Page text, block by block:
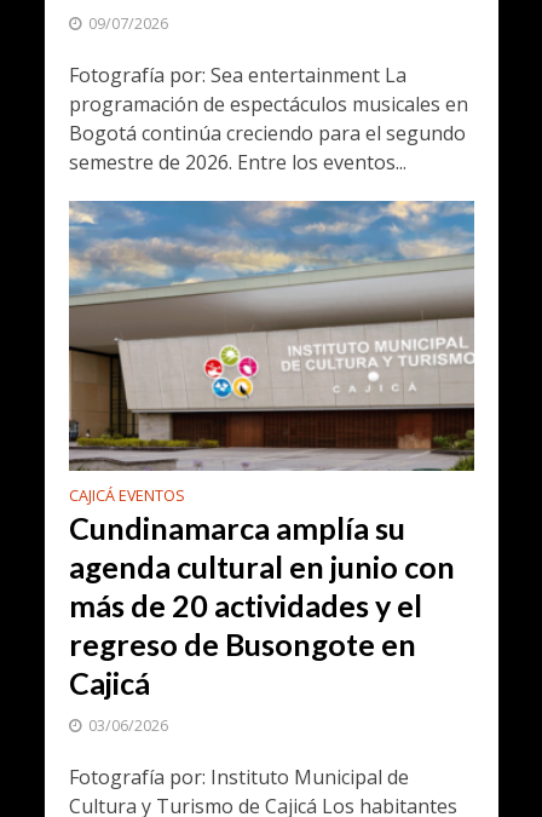
09/07/2026
Fotografía por: Sea entertainment La
programación de espectáculos musicales en
Bogotá continúa creciendo para el segundo
semestre de 2026. Entre los eventos...
CAJICÁ EVENTOS
Cundinamarca amplía su
agenda cultural en junio con
más de 20 actividades y el
regreso de Busongote en
Cajicá
03/06/2026
Fotografía por: Instituto Municipal de
Cultura y Turismo de Cajicá Los habitantes